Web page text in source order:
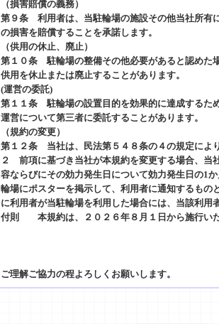
（損害賠償の義務）
第９条 利用者は、当駐輪場の施設その他当社所有
の損害を賠償することを承諾します。
（供用の休止、廃止）
第１０条 駐輪場の整備その他必要があると認めた
供用を休止または廃止することがあります。
(運営の委託)
第１１条 駐輪場の設置目的を効果的に達成するた
運営について第三者に委託することがあります。
（規約の変更）
第１２条 当社は、民法第５４８条の４の規定によ
２ 前項に基づき当社が本規約を変更する場合、当
容ならびにその効力発生日について効力発生日の1
輪場にポスターを掲示して、利用者に通知するも
に利用者が当駐輪場を利用した場合には、当該利
付則 本規約は、２０２６年８月１日から施行い
ご理解ご協力の程よろしくお願いします。